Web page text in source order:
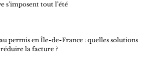
s’imposent tout l’été
permis en Île-de-France : quelles solutions
la facture ?